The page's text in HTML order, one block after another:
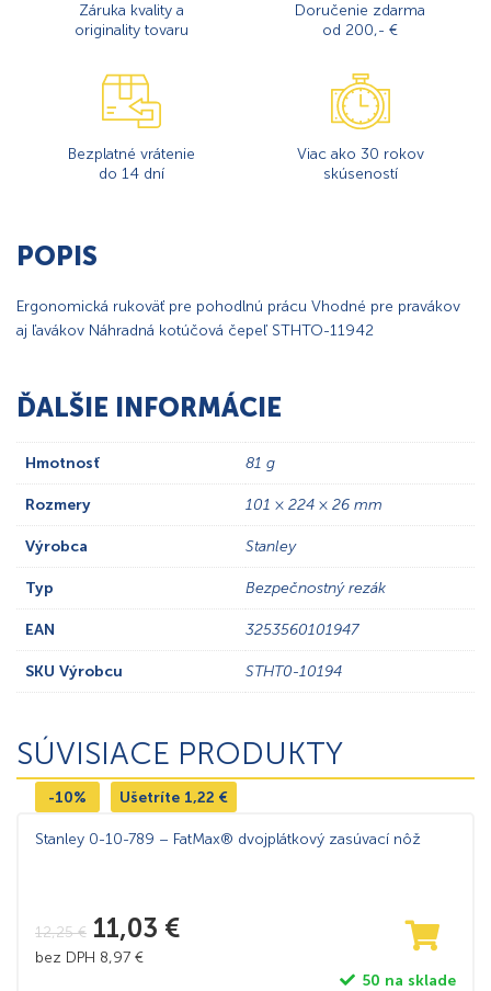
Záruka kvality a
originality tovaru
Doručenie zdarma
od 200,- €
Bezplatné vrátenie
do 14 dní
Viac ako 30 rokov
skúseností
POPIS
Ergonomická rukoväť pre pohodlnú prácu Vhodné pre pravákov
aj ľavákov Náhradná kotúčová čepeľ STHTO-11942
ĎALŠIE INFORMÁCIE
Hmotnosť 81 g
Rozmery 101 × 224 × 26 mm
Výrobca Stanley
Typ Bezpečnostný rezák
EAN 3253560101947
SKU Výrobcu STHT0-10194
SÚVISIACE PRODUKTY
-10% Ušetríte 1,22 €
Stanley 0-10-789 – FatMax® dvojplátkový zasúvací nôž
12,25€ 11,03 €
bez DPH 8,97 €
50 na sklade